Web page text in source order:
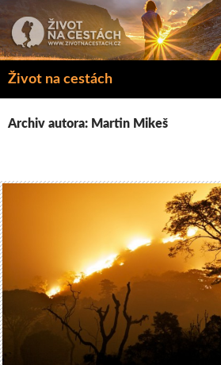
k
obsahu
Život na cestách
Hledat
Archiv autora: Martin Mikeš